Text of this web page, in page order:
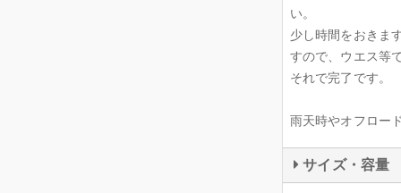
い。
少し時間をおきま
すので、ウエス等
それで完了です。
雨天時やオフロー
サイズ・容量